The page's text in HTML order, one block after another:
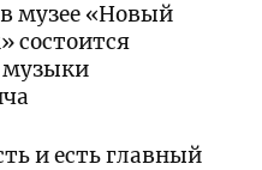
музее «Новый
состоится
музыки
и есть главный